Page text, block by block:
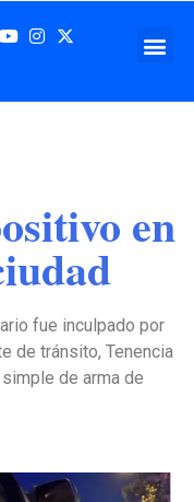
en
fue inculpado por
de tránsito, Tenencia
de arma de